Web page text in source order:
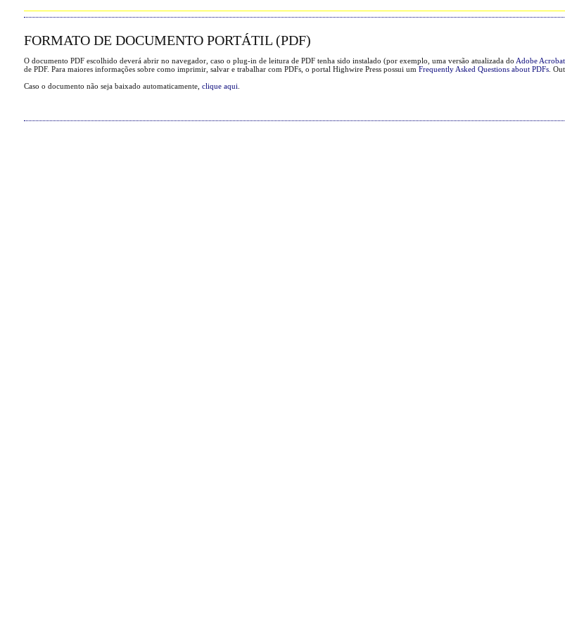
FORMATO DE DOCUMENTO PORTÁTIL (PDF)
O documento PDF escolhido deverá abrir no navegador, caso o plug-in de leitura de PDF tenha sido instalado (por exemplo, uma versão atualizada do Adobe
de PDF. Para maiores informações sobre como imprimir, salvar e trabalhar com PDFs, o portal Highwire Press possui um Frequently Asked Questions about PDFs.
Caso o documento não seja baixado automaticamente, clique aqui